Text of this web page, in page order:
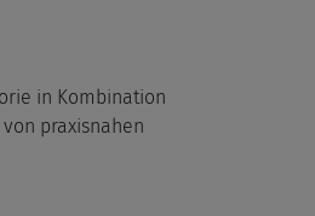
in Kombination
praxisnahen